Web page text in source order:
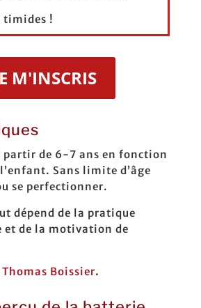
timides !
M'INSCRIS
partir de 6-7 ans en fonction
Sans limite d’âge
se perfectionner.
dépend de la pratique
de la motivation de
Thomas Boissier.